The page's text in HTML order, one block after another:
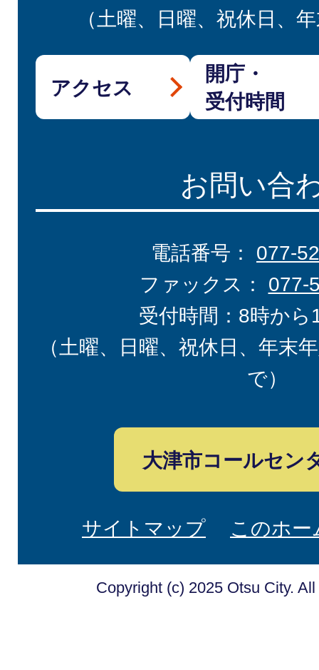
（土曜、日曜、祝休日、
アクセス
開庁・
受付時間
お問い合
電話番号： 077-
ファックス： 077-
受付時間：8時から
（土曜、日曜、祝休日、年末
で）
大津市コールセン
サイトマップ このホ
Copyright (c) 2025 Otsu City.